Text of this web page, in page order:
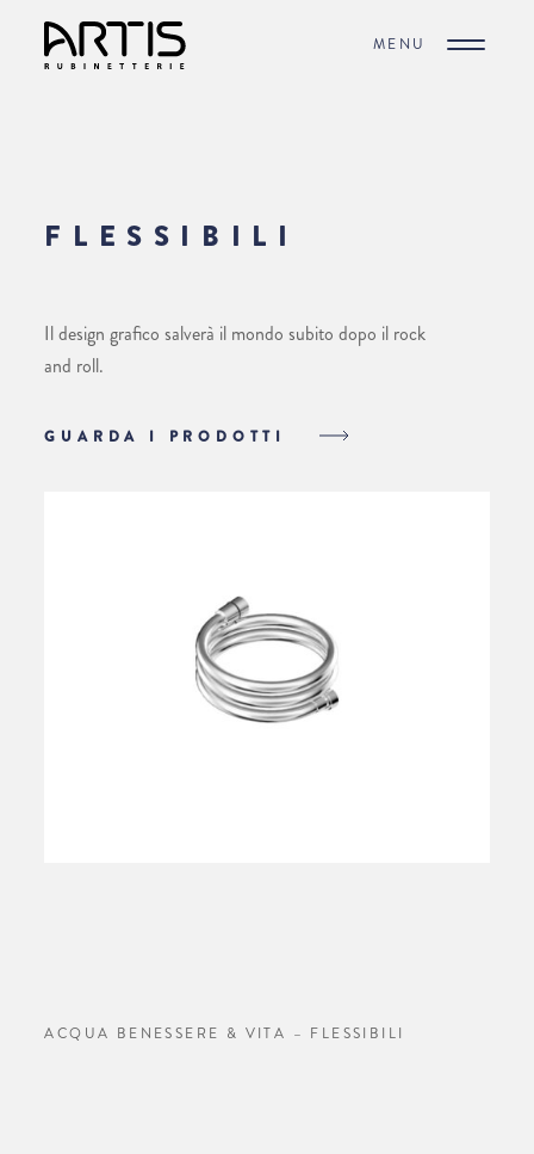
MENU
FLESSIBILI
Il design grafico salverà il mondo subito dopo il rock
and roll.
GUARDA I PRODOTTI
ACQUA BENESSERE & VITA – FLESSIBILI